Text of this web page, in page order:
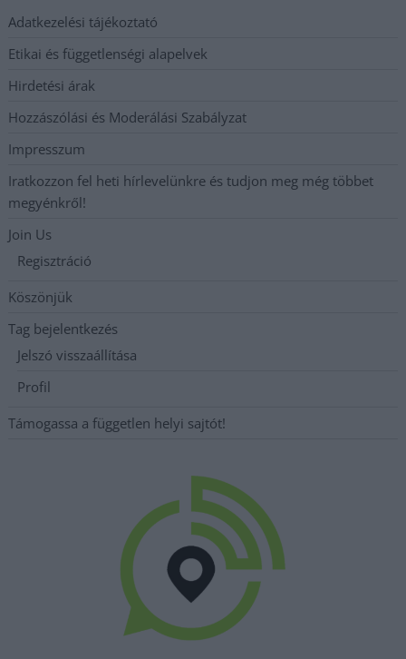
Adatkezelési tájékoztató
Etikai és függetlenségi alapelvek
Hirdetési árak
Hozzászólási és Moderálási Szabályzat
Impresszum
Iratkozzon fel heti hírlevelünkre és tudjon meg még többet
megyénkről!
Join Us
Regisztráció
Köszönjük
Tag bejelentkezés
Jelszó visszaállítása
Profil
Támogassa a független helyi sajtót!